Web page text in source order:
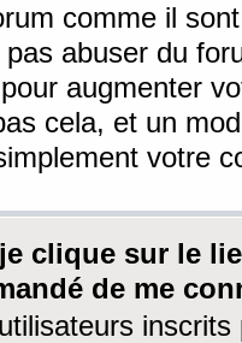
comme il
pas abuser du
augmenter
cela, et un
votre
clique sur le
de me